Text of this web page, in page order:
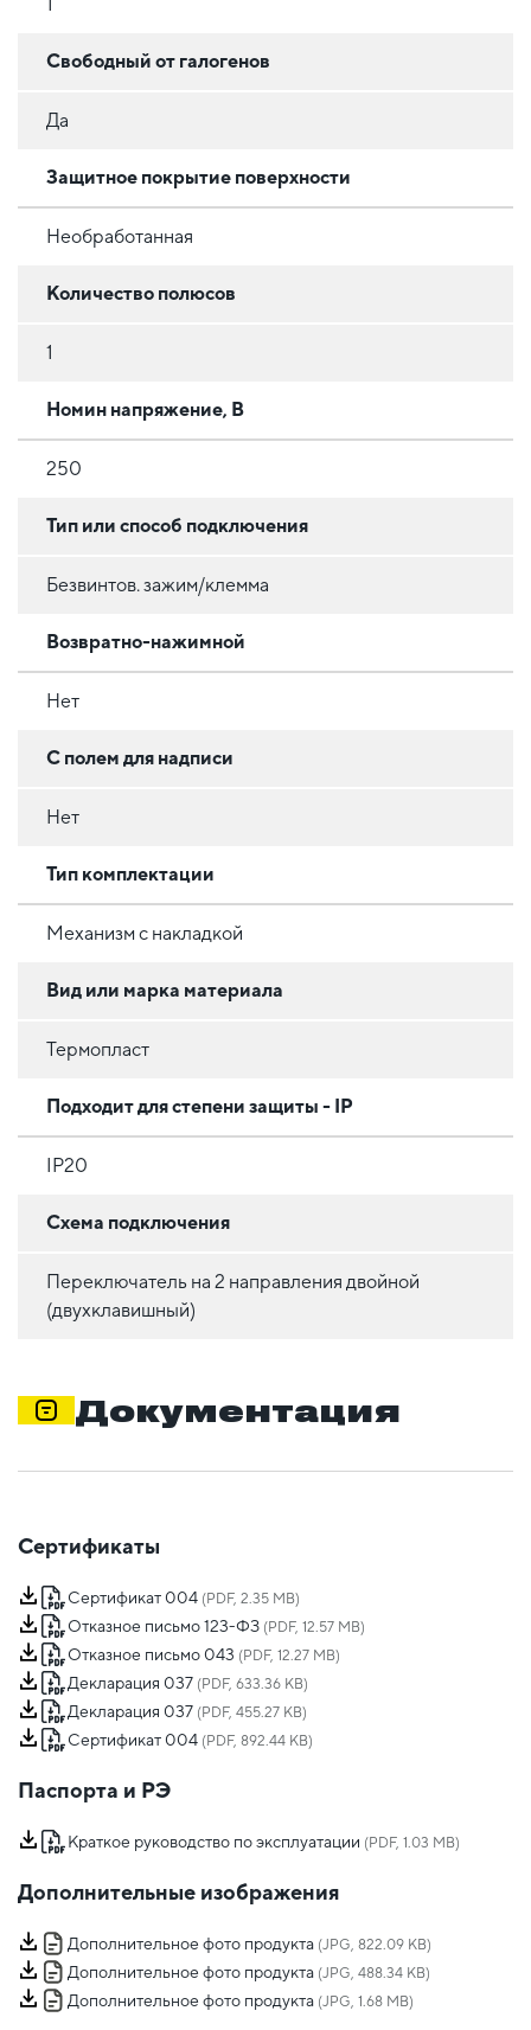
Свободный от галогенов
Да
Защитное покрытие поверхности
Необработанная
Количество полюсов
1
Номин напряжение, В
250
Тип или способ подключения
Безвинтов. зажим/клемма
Возвратно-нажимной
Нет
С полем для надписи
Нет
Тип комплектации
Механизм с накладкой
Вид или марка материала
Термопласт
Подходит для степени защиты - IP
IP20
Схема подключения
Переключатель на 2 направления двойной
(двухклавишный)
Документация
Сертификаты
Сертификат 004 (PDF, 2.35 MB)
Отказное письмо 123-ФЗ (PDF, 12.57 MB)
Отказное письмо 043 (PDF, 12.27 MB)
Декларация 037 (PDF, 633.36 KB)
Декларация 037 (PDF, 455.27 KB)
Сертификат 004 (PDF, 892.44 KB)
Паспорта и РЭ
Краткое руководство по эксплуатации (PDF, 1.03 MB)
Дополнительные изображения
Дополнительное фото продукта (JPG, 822.09 KB)
Дополнительное фото продукта (JPG, 488.34 KB)
Дополнительное фото продукта (JPG, 1.68 MB)